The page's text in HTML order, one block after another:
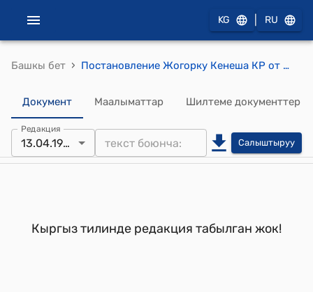
KG RU
Башкы бет › Постановление Жогорку Кенеша КР от 13 апреля 1994 года № 1464-XII "О ратификации Договора о дружественных отношениях и сотрудничестве между Кыргызской Республикой и Монголией"
Документ Маалыматтар Шилтеме документтер
Редакция
13.04.1994 Салыштыруу
Кыргыз тилинде редакция табылган жок!